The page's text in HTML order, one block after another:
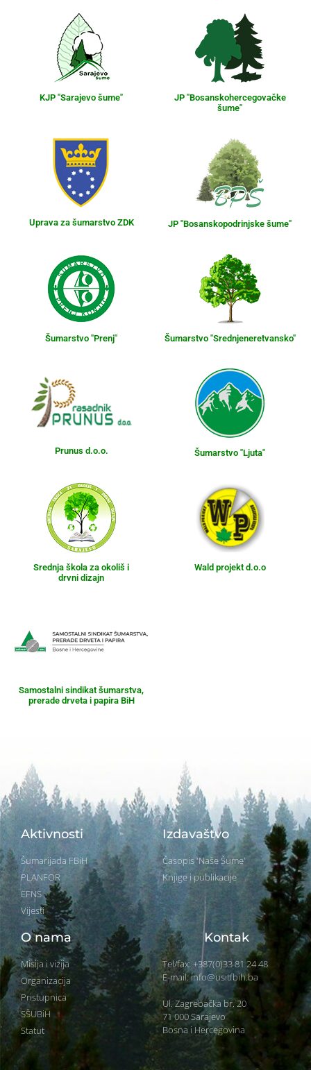
KJP "Sarajevo šume"
JP "Bosanskohercegovačke
šume"
Uprava za šumarstvo ZDK JP "Bosanskopodrinjske šume"
Šumarstvo "Prenj" Šumarstvo "Srednjeneretvansko"
Prunus d.o.o. Šumarstvo "Ljuta"
Srednja škola za okoliš i
drvni dizajn
Wald projekt d.o.o
Samostalni sindikat šumarstva,
prerade drveta i papira BiH
Aktivnosti
Šumarijada FBiH
PLANFOR
EFNS
Vijesti
Izdavaštvo
Časopis 'Naše Šume'
Knjige i publikacije
O nama
Misija i vizija
Organizacija
Pristupnica
SŠUBiH
Statut
Kontak
Tel/fax: +387(0)33 81 24 48
E-mail: info@usitfbih.ba
Ul. Zagrebačka br. 20
71 000 Sarajevo
Bosna i Hercegovina